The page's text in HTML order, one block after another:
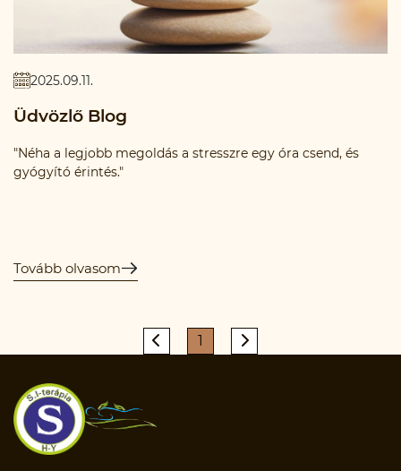
2025.09.11.
Üdvözlő Blog
"Néha a legjobb megoldás a stresszre egy óra csend, és
gyógyító érintés."
Tovább olvasom
1